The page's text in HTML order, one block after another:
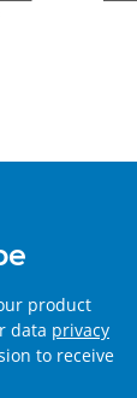
product
data privacy
to receive